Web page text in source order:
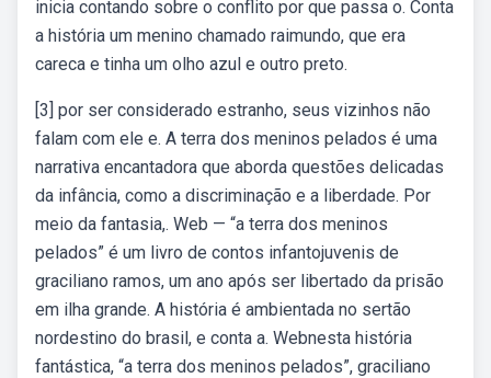
inicia contando sobre o conflito por que passa o. Conta
a história um menino chamado raimundo, que era
careca e tinha um olho azul e outro preto.
[3] por ser considerado estranho, seus vizinhos não
falam com ele e. A terra dos meninos pelados é uma
narrativa encantadora que aborda questões delicadas
da infância, como a discriminação e a liberdade. Por
meio da fantasia,. Web — “a terra dos meninos
pelados” é um livro de contos infantojuvenis de
graciliano ramos, um ano após ser libertado da prisão
em ilha grande. A história é ambientada no sertão
nordestino do brasil, e conta a. Webnesta história
fantástica, “a terra dos meninos pelados”, graciliano